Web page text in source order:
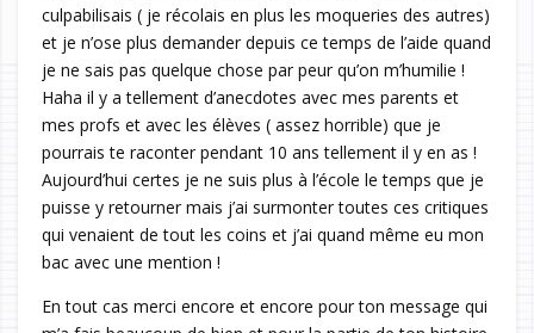
culpabilisais ( je récolais en plus les moqueries des autres)
et je n’ose plus demander depuis ce temps de l’aide quand
je ne sais pas quelque chose par peur qu’on m’humilie !
Haha il y a tellement d’anecdotes avec mes parents et
mes profs et avec les élèves ( assez horrible) que je
pourrais te raconter pendant 10 ans tellement il y en as !
Aujourd’hui certes je ne suis plus à l’école le temps que je
puisse y retourner mais j’ai surmonter toutes ces critiques
qui venaient de tout les coins et j’ai quand même eu mon
bac avec une mention !
En tout cas merci encore et encore pour ton message qui